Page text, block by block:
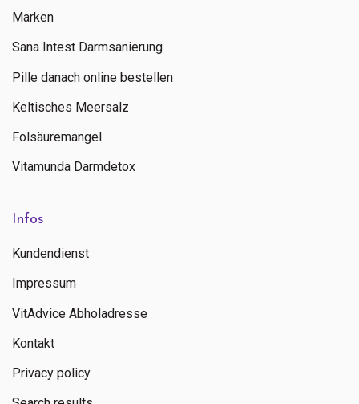
Marken
Sana Intest Darmsanierung
Pille danach online bestellen
Keltisches Meersalz
Folsäuremangel
Vitamunda Darmdetox
Infos
Kundendienst
Impressum
VitAdvice Abholadresse
Kontakt
Privacy policy